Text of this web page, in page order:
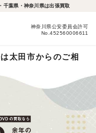
千葉県・神奈川県は出張買取
神奈川県公安委員会許可
No.452560006611
太田市からのご相